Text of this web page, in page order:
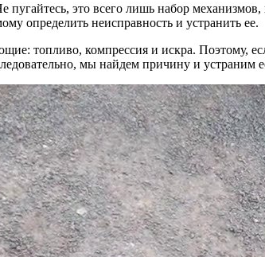
пугайтесь, это всего лишь набор
определить неисправность и устранить ее.
топливо, компрессия и искра. Поэтому,
мы найдем причину и устраним